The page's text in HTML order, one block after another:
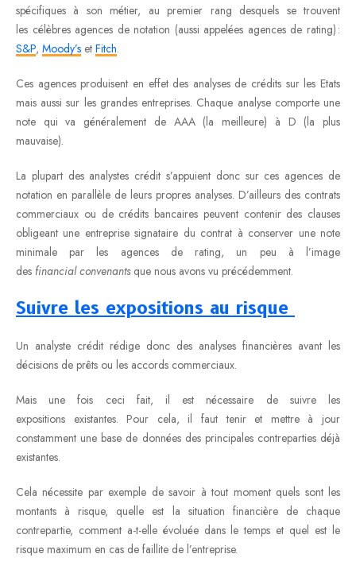
spécifiques à son métier, au premier rang desquels se trouvent
les célèbres agences de notation (aussi appelées agences de rating) :
S&P, Moody’s et Fitch.
Ces agences produisent en effet des analyses de crédits sur les Etats
mais aussi sur les grandes entreprises. Chaque analyse comporte une
note qui va généralement de AAA (la meilleure) à D (la plus
mauvaise).
La plupart des analystes crédit s’appuient donc sur ces agences de
notation en parallèle de leurs propres analyses. D’ailleurs des contrats
commerciaux ou de crédits bancaires peuvent contenir des clauses
obligeant une entreprise signataire du contrat à conserver une note
minimale par les agences de rating, un peu à l’image
des financial convenants que nous avons vu précédemment.
Suivre les expositions au risque
Un analyste crédit rédige donc des analyses financières avant les
décisions de prêts ou les accords commerciaux.
Mais une fois ceci fait, il est nécessaire de suivre les
expositions existantes. Pour cela, il faut tenir et mettre à jour
constamment une base de données des principales contreparties déjà
existantes.
Cela nécessite par exemple de savoir à tout moment quels sont les
montants à risque, quelle est la situation financière de chaque
contrepartie, comment a-t-elle évoluée dans le temps et quel est le
risque maximum en cas de faillite de l’entreprise.